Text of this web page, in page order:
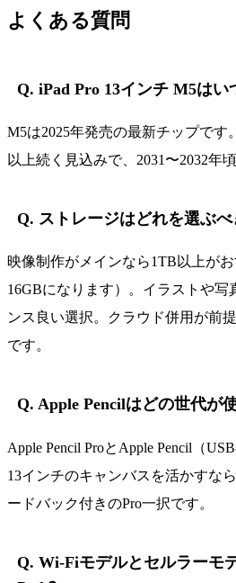
よくある質問
Q. iPad Pro 13インチ M5はい
M5は2025年発売の最新チップです
以上続く見込みで、2031〜2032年
Q. ストレージはどれを選ぶべ
映像制作がメインなら1TB以上が
16GBになります）。イラストや写
ンス良い選択。クラウド併用が前
です。
Q. Apple Pencilはどの世代が
Apple Pencil ProとApple Pencil（
13インチのキャンバスを活かすな
ードバック付きのPro一択です。
Q. Wi-Fiモデルとセルラーモ